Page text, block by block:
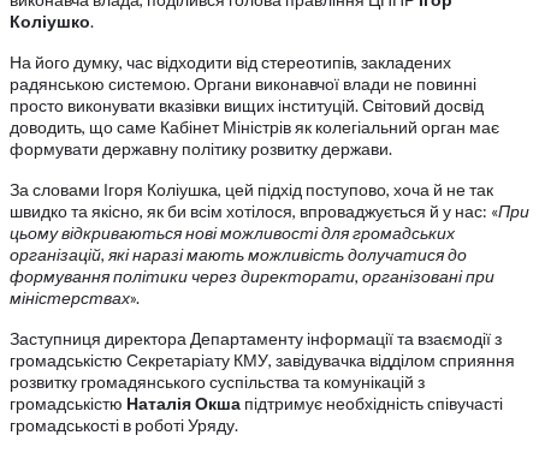
Коліушко.
На його думку, час відходити від стереотипів, закладених
радянською системою. Органи виконавчої влади не повинні
просто виконувати вказівки вищих інституцій. Світовий досвід
доводить, що саме Кабінет Міністрів як колегіальний орган має
формувати державну політику розвитку держави.
За словами Ігоря Коліушка, цей підхід поступово, хоча й не так
швидко та якісно, як би всім хотілося, впроваджується й у нас: «При
цьому відкриваються нові можливості для громадських
організацій, якінаразі мають можливість долучатися до
формування політики через директорати, організовані при
міністерствах».
Заступниця директора Департаменту інформації та взаємодії з
громадськістю Секретаріату КМУ, завідувачка відділом сприяння
розвитку громадянського суспільства та комунікацій з
громадськістю Наталія Окша підтримує необхідність співучасті
громадськості в роботі Уряду.